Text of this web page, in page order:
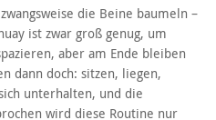
die Beine baumeln –
ist zwar groß genug, um
aber am Ende bleiben
dann doch: sitzen, liegen,
unterhalten, und die
wird diese Routine nur